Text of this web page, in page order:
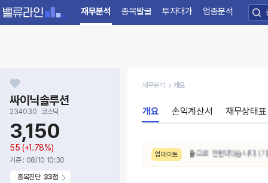
재무분석 종목발굴 투자대가 업종분석
싸이닉솔루션
234030 코스닥
3,150
55 (+1.78%)
기준 : 08/10 10:30
종목진단33점
재무분석 개요
개요 손익계산서 재무상태표
업데이트
8/7. 10일간 AI 주가예측 추세가 상승 으로 전환되었습니다. (기간